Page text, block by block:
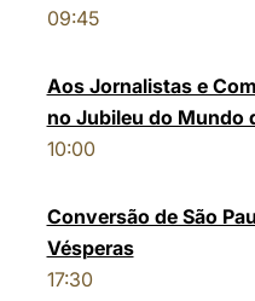
09:45
Aos Jornalistas e
no Jubileu do Mundo
10:00
Conversão de São
Vésperas
17:30